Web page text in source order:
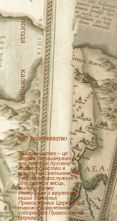
погода
календар
ПРО ПАЛОМНИЦТВО
"Паломництво – це
форма богошанування,
яка реалізує духовну
потребу пастви в
поклонінні святиням,
участі в богослужінні
біля святих місць,
молитовному
спілкуванні з віруючими
інших Помісних
Православних Церков, а
також є виявленням
соборності Православної
Церкви."